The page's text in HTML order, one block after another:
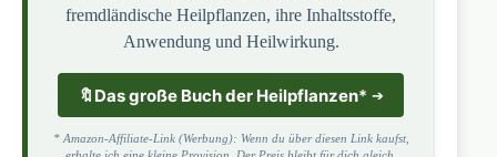
fremdländische Heilpflanzen, ihre Inhaltsstoffe,
Anwendung und Heilwirkung.
🔖 Das große Buch der Heilpflanzen*
* Amazon-Affiliate-Link (Werbung): Wenn du über diesen Link kaufst,